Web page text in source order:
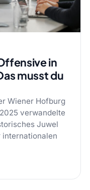
in
musst du
Wiener Hofburg
verwandelte
Juwel
internationalen